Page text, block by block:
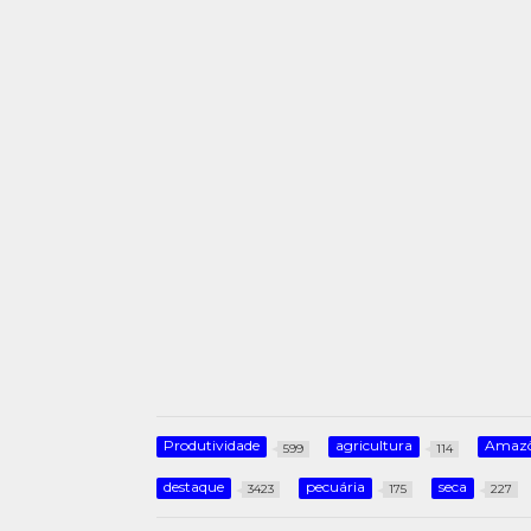
Produtividade 599 agricultura 114
destaque 3423 pecuária 175 seca 227